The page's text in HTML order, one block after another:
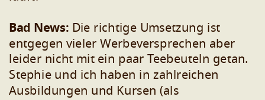
Bad News: Die richtige Umsetzung ist
entgegen vieler Werbeversprechen aber
leider nicht mit ein paar Teebeuteln getan.
Stephie und ich haben in zahlreichen
Ausbildungen und Kursen (als